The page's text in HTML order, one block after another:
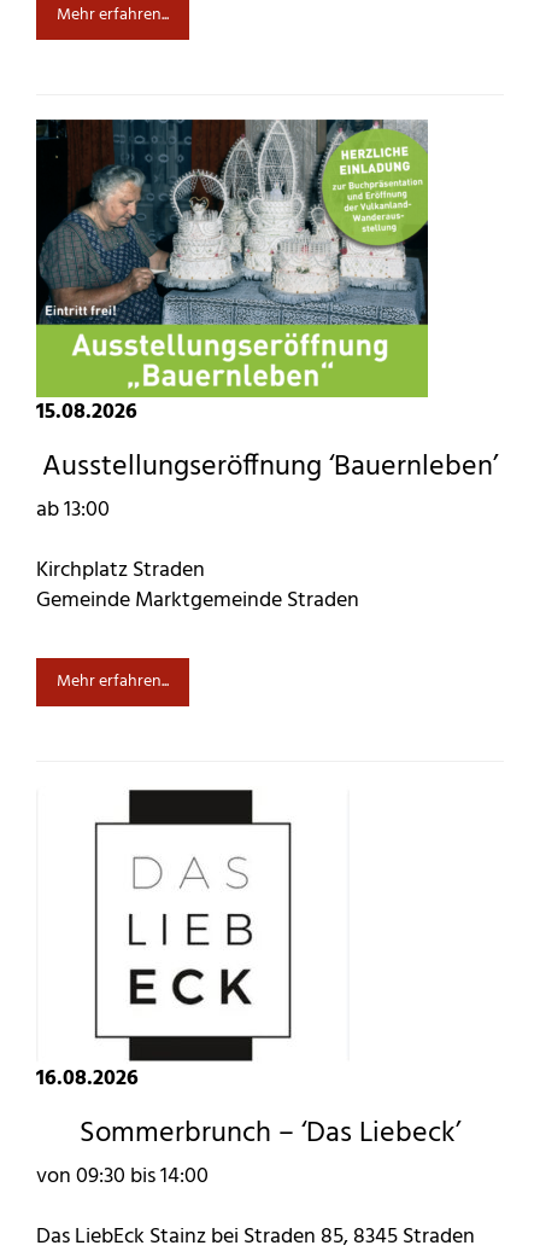
Mehr erfahren...
15.08.2026
Ausstellungseröffnung ‘Bauernleben’
ab 13:00
Kirchplatz Straden
Gemeinde Marktgemeinde Straden
Mehr erfahren...
16.08.2026
Sommerbrunch – ‘Das Liebeck’
von 09:30 bis 14:00
Das LiebEck Stainz bei Straden 85, 8345 Straden